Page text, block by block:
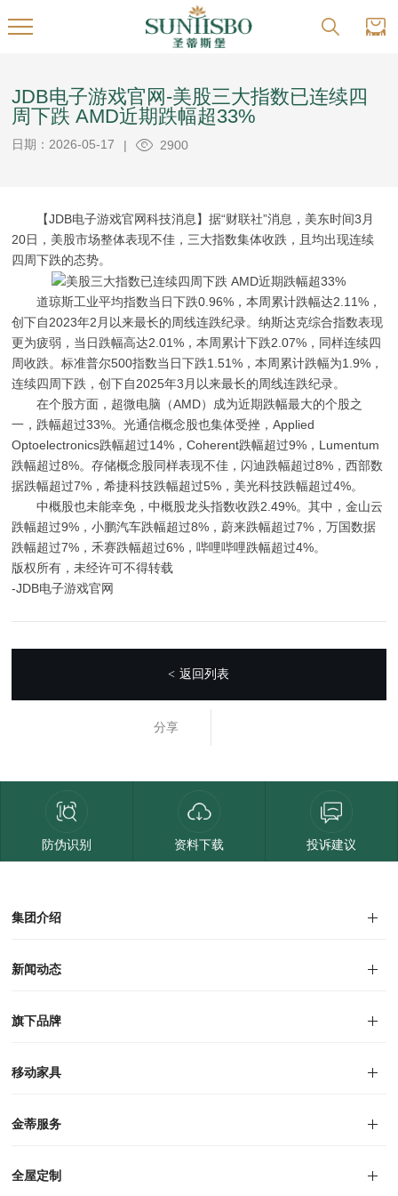
JDB电子游戏官网-美股三大指数已连续四
周下跌 AMD近期跌幅超33%
日期：2026-05-17 | 2900
【JDB电子游戏官网科技消息】据“财联社”消息，美东时间3月
20日，美股市场整体表现不佳，三大指数集体收跌，且均出现连续
四周下跌的态势。
道琼斯工业平均指数当日下跌0.96%，本周累计跌幅达2.11%，
创下自2023年2月以来最长的周线连跌纪录。纳斯达克综合指数表现
更为疲弱，当日跌幅高达2.01%，本周累计下跌2.07%，同样连续四
周收跌。标准普尔500指数当日下跌1.51%，本周累计跌幅为1.9%，
连续四周下跌，创下自2025年3月以来最长的周线连跌纪录。
在个股方面，超微电脑（AMD）成为近期跌幅最大的个股之
一，跌幅超过33%。光通信概念股也集体受挫，Applied
Optoelectronics跌幅超过14%，Coherent跌幅超过9%，Lumentum
跌幅超过8%。存储概念股同样表现不佳，闪迪跌幅超过8%，西部数
据跌幅超过7%，希捷科技跌幅超过5%，美光科技跌幅超过4%。
中概股也未能幸免，中概股龙头指数收跌2.49%。其中，金山云
跌幅超过9%，小鹏汽车跌幅超过8%，蔚来跌幅超过7%，万国数据
跌幅超过7%，禾赛跌幅超过6%，哔哩哔哩跌幅超过4%。
版权所有，未经许可不得转载
-JDB电子游戏官网
< 返回列表
分享
防伪识别 资料下载 投诉建议
集团介绍
集团介绍
企业文化
人才招聘
商学院
VR全景展厅
董事长介绍
新闻动态
对外公告
家居资讯
旗下品牌
品牌文化
移动家具
迪尚
西瑞
洛斯
里奥
洛卡
美舍
新古典
纯美
金蒂服务
售后服务
防伪识别
投诉建议
全屋定制